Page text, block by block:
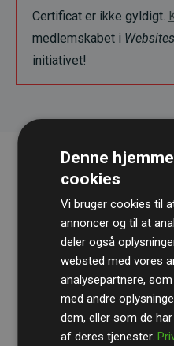
Certificat er ikke gyldigt.
medlemskabet i
initiativet!
RevisionshusetBDO
beregninger og metode
og pålidelighed.
Denne
cookies
Vi bruger cookies til
annoncer og til at
deler også
websted med vores
analysepartnere,
med andre
dem, eller som de
af deres tjenester.